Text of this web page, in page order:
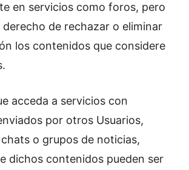
en servicios como foros, pero
derecho de rechazar o eliminar
los contenidos que considere
acceda a servicios con
por otros Usuarios,
o grupos de noticias,
dichos contenidos pueden ser